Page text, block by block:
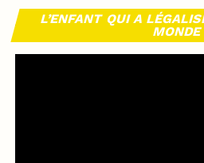
L’ENFANT QUI A
MONDE